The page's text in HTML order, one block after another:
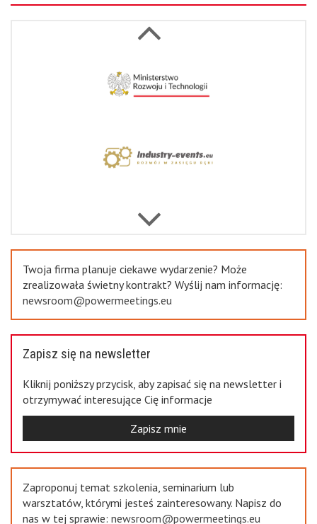
Twoja firma planuje ciekawe wydarzenie? Może
zrealizowała świetny kontrakt? Wyślij nam informację:
newsroom@powermeetings.eu
Zapisz się na newsletter
Kliknij poniższy przycisk, aby zapisać się na newsletter i
otrzymywać interesujące Cię informacje
Zapisz mnie
Zaproponuj temat szkolenia, seminarium lub
warsztatów, którymi jesteś zainteresowany. Napisz do
nas w tej sprawie: newsroom@powermeetings.eu